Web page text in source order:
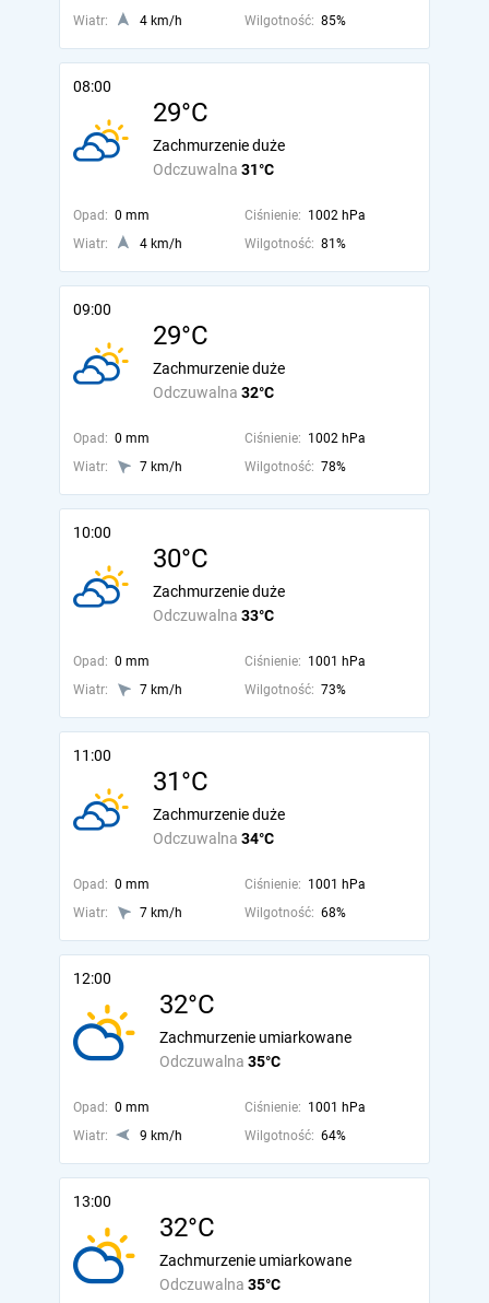
Wiatr: 4 km/h Wilgotność: 85%
08:00
29°C
Odczuwalna 31°C
Zachmurzenie duże
Opad: 0 mm Ciśnienie: 1002 hPa
Wiatr:
4 km/h Wilgotność: 81%
09:00
29°C
Odczuwalna 32°C
Zachmurzenie duże
Opad: 0 mm Ciśnienie: 1002 hPa
Wiatr:
7 km/h Wilgotność: 78%
10:00
30°C
Odczuwalna 33°C
Zachmurzenie duże
Opad: 0 mm Ciśnienie: 1001 hPa
Wiatr:
7 km/h Wilgotność: 73%
11:00
31°C
Odczuwalna 34°C
Zachmurzenie duże
Opad: 0 mm Ciśnienie: 1001 hPa
Wiatr:
7 km/h Wilgotność: 68%
12:00
32°C
Odczuwalna 35°C
Zachmurzenie umiarkowane
Opad: 0 mm Ciśnienie: 1001 hPa
Wiatr:
9 km/h Wilgotność: 64%
13:00
32°C
Odczuwalna 35°C
Zachmurzenie umiarkowane